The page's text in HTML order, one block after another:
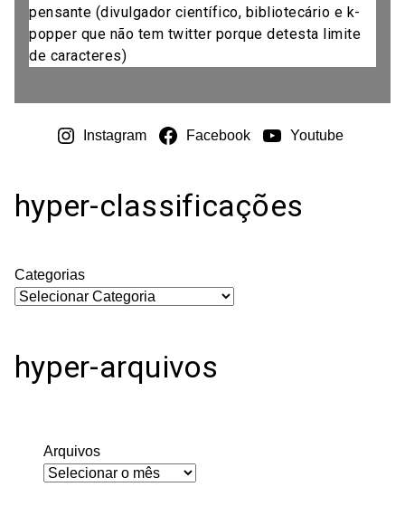
pensante (divulgador científico, bibliotecário e k-
popper que não tem twitter porque detesta limite
de caracteres)
Instagram Facebook Youtube
hyper-classificações
Categorias
hyper-arquivos
Arquivos